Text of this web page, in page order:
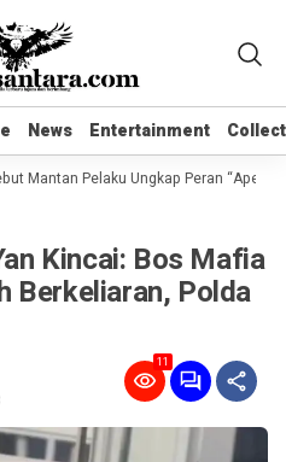
News Entertainment
News Entertainment
Pelaku Ungkap Peran “Apek
Kincai: Bos Mafia
Berkeliaran, Polda
11